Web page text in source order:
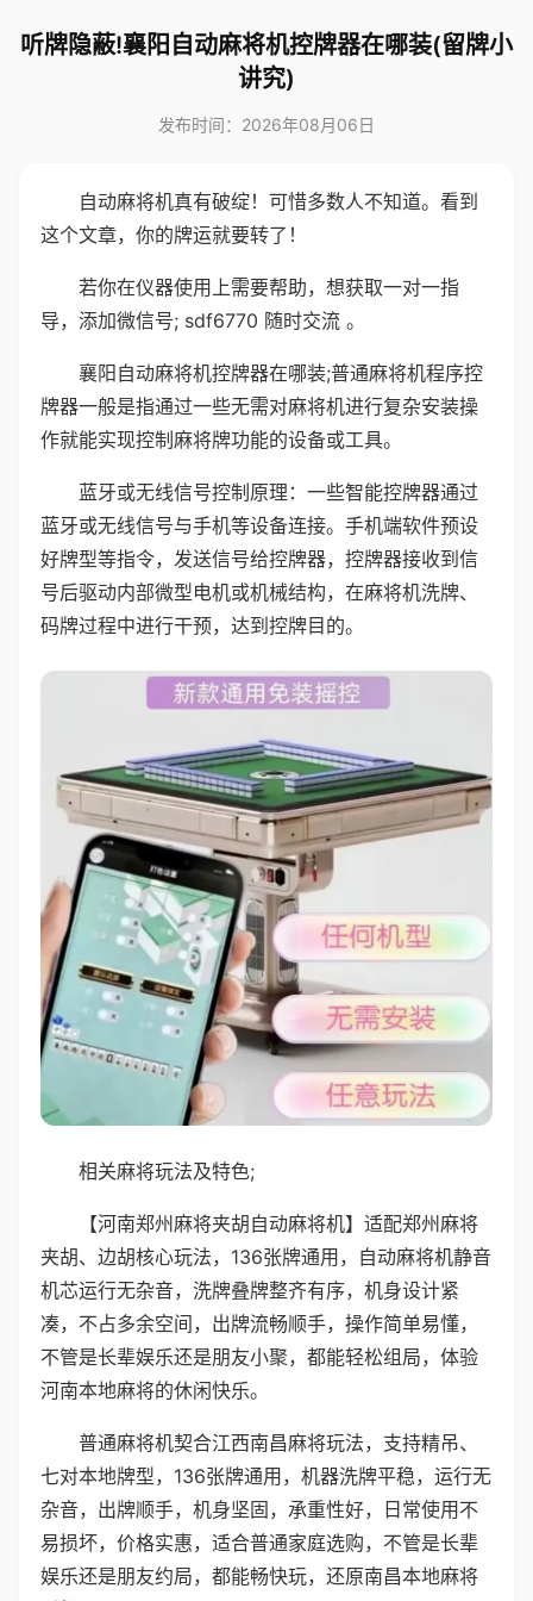
听牌隐蔽!襄阳自动麻将机控牌器在哪装(留牌小
讲究)
发布时间：2026年08月06日
自动麻将机真有破绽！可惜多数人不知道。看到
这个文章，你的牌运就要转了！
若你在仪器使用上需要帮助，想获取一对一指
导，添加微信号; sdf6770 随时交流 。
襄阳自动麻将机控牌器在哪装;普通麻将机程序控
牌器一般是指通过一些无需对麻将机进行复杂安装操
作就能实现控制麻将牌功能的设备或工具。
蓝牙或无线信号控制原理：一些智能控牌器通过
蓝牙或无线信号与手机等设备连接。手机端软件预设
好牌型等指令，发送信号给控牌器，控牌器接收到信
号后驱动内部微型电机或机械结构，在麻将机洗牌、
码牌过程中进行干预，达到控牌目的。
相关麻将玩法及特色;
【河南郑州麻将夹胡自动麻将机】适配郑州麻将
夹胡、边胡核心玩法，136张牌通用，自动麻将机静音
机芯运行无杂音，洗牌叠牌整齐有序，机身设计紧
凑，不占多余空间，出牌流畅顺手，操作简单易懂，
不管是长辈娱乐还是朋友小聚，都能轻松组局，体验
河南本地麻将的休闲快乐。
普通麻将机契合江西南昌麻将玩法，支持精吊、
七对本地牌型，136张牌通用，机器洗牌平稳，运行无
杂音，出牌顺手，机身坚固，承重性好，日常使用不
易损坏，价格实惠，适合普通家庭选购，不管是长辈
娱乐还是朋友约局，都能畅快玩，还原南昌本地麻将